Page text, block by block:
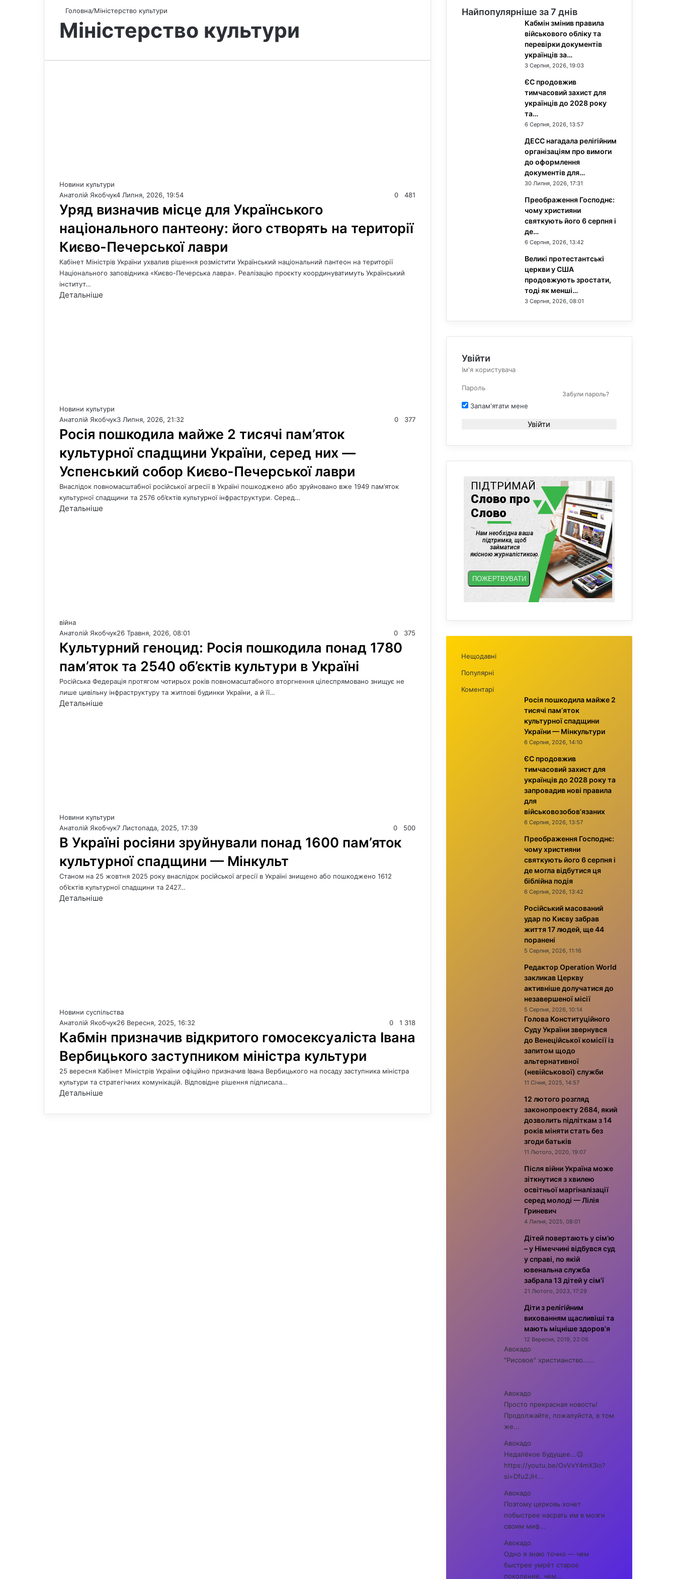
Головна/Міністерство культури
Міністерство культури
Новини культури
Анатолій Якобчук4 Липня, 2026, 19:54 0 481
Уряд визначив місце для Українського
національного пантеону: його створять на території
Києво-Печерської лаври
Кабінет Міністрів України ухвалив рішення розмістити Український національний пантеон на території
Національного заповідника «Києво-Печерська лавра». Реалізацію проєкту координуватимуть Український
інститут…
Детальніше
Новини культури
Анатолій Якобчук3 Липня, 2026, 21:32 0 377
Росія пошкодила майже 2 тисячі пам’яток
культурної спадщини України, серед них —
Успенський собор Києво-Печерської лаври
Внаслідок повномасштабної російської агресії в Україні пошкоджено або зруйновано вже 1949 пам’яток
культурної спадщини та 2576 об’єктів культурної інфраструктури. Серед…
Детальніше
війна
Анатолій Якобчук26 Травня, 2026, 08:01 0 375
Культурний геноцид: Росія пошкодила понад 1780
пам’яток та 2540 об’єктів культури в Україні
Російська Федерація протягом чотирьох років повномасштабного вторгнення цілеспрямовано знищує не
лише цивільну інфраструктуру та житлові будинки України, а й її…
Детальніше
Новини культури
Анатолій Якобчук7 Листопада, 2025, 17:39 0 500
В Україні росіяни зруйнували понад 1600 пам’яток
культурної спадщини — Мінкульт
Станом на 25 жовтня 2025 року внаслідок російської агресії в Україні знищено або пошкоджено 1612
об’єктів культурної спадщини та 2427…
Детальніше
Новини суспільства
Анатолій Якобчук26 Вересня, 2025, 16:32 0 1 318
Кабмін призначив відкритого гомосексуаліста Івана
Вербицького заступником міністра культури
25 вересня Кабінет Міністрів України офіційно призначив Івана Вербицького на посаду заступника міністра
культури та стратегічних комунікацій. Відповідне рішення підписала…
Детальніше
Найпопулярніше за 7 днів
Кабмін змінив правила
військового обліку та
перевірки документів
українців за…
3 Серпня, 2026, 19:03
ЄС продовжив
тимчасовий захист для
українців до 2028 року
та…
6 Серпня, 2026, 13:57
ДЕСС нагадала релігійним
організаціям про вимоги
до оформлення
документів для…
30 Липня, 2026, 17:31
Преображення Господнє:
чому християни
святкують його 6 серпня і
де…
6 Серпня, 2026, 13:42
Великі протестантські
церкви у США
продовжують зростати,
тоді як менші…
3 Серпня, 2026, 08:01
Увійти
Забули пароль?
Запам'ятати мене
Увійти
Нещодавні
Популярні
Коментарі
Росія пошкодила майже 2
тисячі пам’яток
культурної спадщини
України — Мінкультури
6 Серпня, 2026, 14:10
ЄС продовжив
тимчасовий захист для
українців до 2028 року та
запровадив нові правила
для
військовозобов’язаних
6 Серпня, 2026, 13:57
Преображення Господнє:
чому християни
святкують його 6 серпня і
де могла відбутися ця
біблійна подія
6 Серпня, 2026, 13:42
Російський масований
удар по Києву забрав
життя 17 людей, ще 44
поранені
5 Серпня, 2026, 11:16
Редактор Operation World
закликав Церкву
активніше долучатися до
незавершеної місії
5 Серпня, 2026, 10:14
Голова Конституційного
Суду України звернувся
до Венеційської комісії із
запитом щодо
альтернативної
(невійськової) служби
11 Січня, 2025, 14:57
12 лютого розгляд
законопроекту 2684, який
дозволить підліткам з 14
років міняти стать без
згоди батьків
11 Лютого, 2020, 19:07
Після війни Україна може
зіткнутися з хвилею
освітньої маргіналізації
серед молоді — Лілія
Гриневич
4 Липня, 2025, 08:01
Дітей повертають у сім’ю
– у Німеччині відбувся суд
у справі, по якій
ювенальна служба
забрала 13 дітей у сім’ї
21 Лютого, 2023, 17:29
Діти з релігійним
вихованням щасливіші та
мають міцніше здоров’я
12 Вересня, 2019, 22:06
Авокадо
"Рисовое" христианство......
Авокадо
Просто прекрасная новость!
Продолжайте, пожалуйста, в том
же...
Авокадо
Недалёкое будущее...😉
https://youtu.be/OvVxY4mX3io?
si=Dfu2JH...
Авокадо
Поэтому церковь хочет
побыстрее насрать им в мозги
своим миф...
Авокадо
Одно я знаю точно — чем
быстрее умрёт старое
поколение, чем...